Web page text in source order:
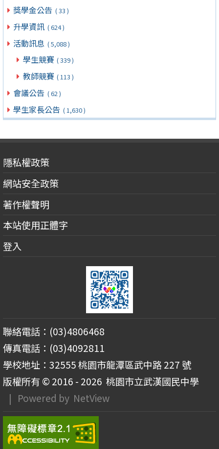
獎學金公告 ( 33 )
升學資訊 ( 624 )
活動訊息 ( 5,088 )
學生競賽 ( 339 )
教師競賽 ( 113 )
會議公告 ( 62 )
學生家長公告 ( 1,630 )
隱私權政策
網站安全政策
著作權聲明
本站使用正體字
登入
聯絡電話：(03)4806468
傳真電話：(03)4092811
學校地址：32555 桃園市龍潭區武中路 227 號
版權所有 © 2016 - 2026 桃園市立武漢國民中學
| Powered by NetView